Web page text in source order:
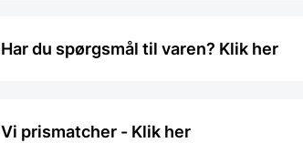
Har du spørgsmål til varen? Klik her
Vi prismatcher - Klik her